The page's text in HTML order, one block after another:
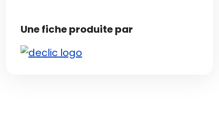
Une fiche produite par
Image